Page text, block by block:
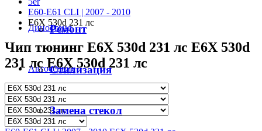
Диностенд
Автосервис
Магазин
Ремонт
Стилизация
Замена стекол
E60-E61 CLI | 2007 - 2010
E6X 530d 231 лс
Чип тюнинг E6X 530d 231 лс E6X 530d
231 лс E6X 530d 231 лс